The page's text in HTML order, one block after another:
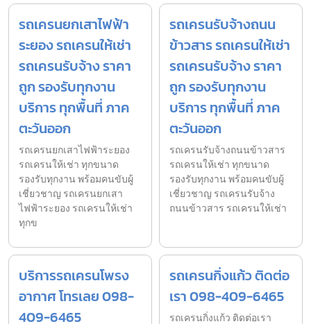
รถเครนยกเสาไฟฟ้า
ระยอง รถเครนให้เช่า
รถเครนรับจ้าง ราคา
ถูก รองรับทุกงาน
บริการ ทุกพื้นที่ ภาค
ตะวันออก
รถเครนยกเสาไฟฟ้าระยอง
รถเครนให้เช่า ทุกขนาด
รองรับทุกงาน พร้อมคนขับผู้
เชี่ยวชาญ รถเครนยกเสา
ไฟฟ้าระยอง รถเครนให้เช่า
ทุกข
รถเครนรับจ้างถนน
ข้าวสาร รถเครนให้เช่า
รถเครนรับจ้าง ราคา
ถูก รองรับทุกงาน
บริการ ทุกพื้นที่ ภาค
ตะวันออก
รถเครนรับจ้างถนนข้าวสาร
รถเครนให้เช่า ทุกขนาด
รองรับทุกงาน พร้อมคนขับผู้
เชี่ยวชาญ รถเครนรับจ้าง
ถนนข้าวสาร รถเครนให้เช่า
บริการรถเครนโพรง
อากาศ โทรเลย 098-
409-6465
รถเครนกิ่งแก้ว ติดต่อ
เรา 098-409-6465
รถเครนกิ่งแก้ว ติดต่อเรา